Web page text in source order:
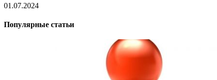
01.07.2024
Популярные статьи